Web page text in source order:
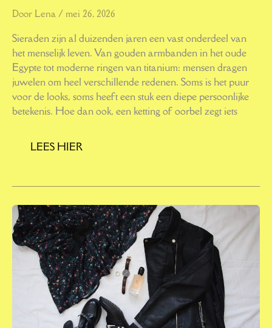
Door Lena / mei 26, 2026
Sieraden zijn al duizenden jaren een vast onderdeel van
het menselijk leven. Van gouden armbanden in het oude
Egypte tot moderne ringen van titanium: mensen dragen
juwelen om heel verschillende redenen. Soms is het puur
voor de looks, soms heeft een stuk een diepe persoonlijke
betekenis. Hoe dan ook, een ketting of oorbel zegt iets
LEES HIER
CASUAL
LOOKS
DIE
ALTIJD
GOED
ZITTEN:
ZO
DOE
HET